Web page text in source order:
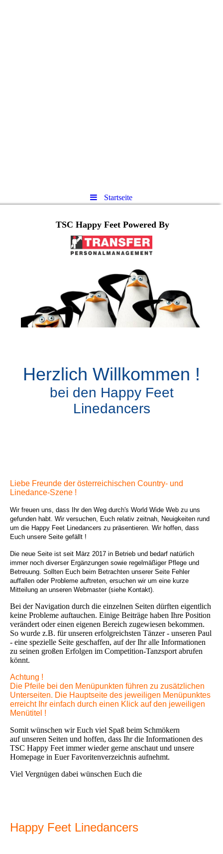
Startseite
TSC Happy Feet Powered By
Herzlich Willkommen !
bei den Happy Feet
Linedancers
Liebe Freunde der österreichischen Country- und
Linedance-Szene !
Wir freuen uns, dass Ihr den Weg durch's World Wide Web zu uns
gefunden habt. Wir versuchen, Euch relativ zeitnah, Neuigkeiten rund
um die Happy Feet Linedancers zu präsentieren. Wir hoffen, dass
Euch unsere Seite gefällt !
Die neue Seite ist seit März 2017 in Betrieb und bedarf natürlich
immer noch diverser Ergänzungen sowie regelmäßiger Pflege und
Betreuung. Sollten Euch beim Betrachten unserer Seite Fehler
auffallen oder Probleme auftreten, ersuchen wir um eine kurze
Mitteilung an unseren Webmaster (siehe Kontakt).
Bei der Navigation durch die einzelnen Seiten dürften eigentlich
keine Probleme auftauchen. Einige Beiträge haben Ihre Position
verändert oder einen eigenen Bereich zugewiesen bekommen.
So wurde z.B. für unseren erfolgreichsten Tänzer - unseren Paul
- eine spezielle Seite geschaffen, auf der Ihr alle Informationen
zu seinen großen Erfolgen im Competition-Tanzsport abrufen
könnt.
Achtung !
Die Pfeile bei den Menüpunkten führen zu zusätzlichen
Unterseiten. Die Hauptseite des jeweiligen Menüpunktes
erreicht Ihr einfach durch einen Klick auf den jeweiligen
Menütitel !
Somit wünschen wir Euch viel Spaß beim Schmökern
auf unseren Seiten und hoffen, dass Ihr die Informationen des
TSC Happy Feet immer wieder gerne anschaut und unsere
Homepage in Euer Favoritenverzeichnis aufnehmt.
Viel Vergnügen dabei wünschen Euch die
Happy Feet Linedancers